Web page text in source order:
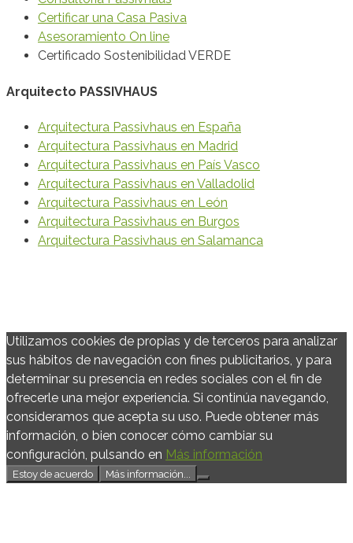
Certificar una Casa Pasiva
Asesoramiento On line
Certificado Sostenibilidad VERDE
Arquitecto PASSIVHAUS
Arquitectura Passivhaus en España
Arquitectura Passivhaus en Madrid
Arquitectura Passivhaus en País Vasco
Arquitectura Passivhaus en Valladolid
Arquitectura Passivhaus en León
Arquitectura Passivhaus en Burgos
Arquitectura Passivhaus en Salamanca
Utilizamos cookies de propias y de terceros para analizar
sus hábitos de navegación con fines publicitarios, y para
determinar su presencia en redes sociales con el fin de
ofrecerle una mejor experiencia. Si continúa navegando,
consideramos que acepta su uso. Puede obtener más
información, o bien conocer cómo cambiar su
configuración, pulsando en Más información
Estoy de acuerdo Más información...